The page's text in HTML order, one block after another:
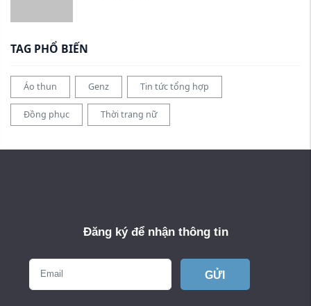
TAG PHỔ BIẾN
Áo thun Genz Tin tức tổng hợp
Đồng phục Thời trang nữ
Đăng ký để nhận thông tin
GỬI